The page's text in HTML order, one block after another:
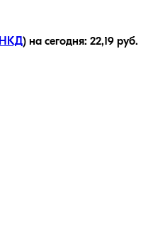
НКД) на сегодня: 22,19 руб.